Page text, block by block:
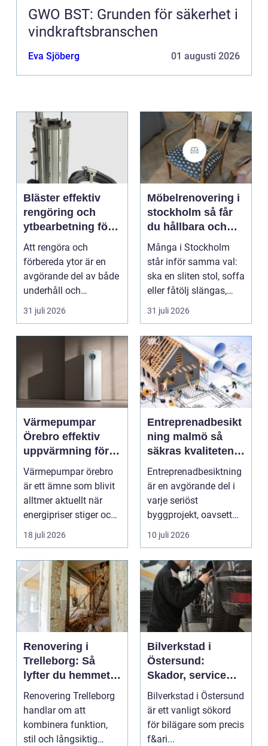
GWO BST: Grunden för säkerhet i
vindkraftsbranschen
Eva Sjöberg 01 augusti 2026
Bläster effektiv
rengöring och
ytbearbetning för
proffs och
hantverkare
Att rengöra och
förbereda ytor är en
avgörande del av både
underhåll och
renovering. Färg, rost,
smu...
31 juli 2026
Möbelrenovering i
stockholm så får
du hållbara och
vackra möbler
Många i Stockholm
står inför samma val:
ska en sliten stol, soffa
eller fåtölj slängas,
säljas billi...
31 juli 2026
Värmepumpar
Örebro effektiv
uppvärmning för
hus och
fastigheter
Värmepumpar örebro
är ett ämne som blivit
alltmer aktuellt när
energipriser stiger och
fler vill sän...
18 juli 2026
Entreprenadbesikt
ning malmö så
säkras kvaliteten i
byggprojekt
Entreprenadbesiktning
är en avgörande del i
varje seriöst
byggprojekt, oavsett
om det handlar om en
10 juli 2026
Renovering i
Trelleborg: Så
lyfter du hemmet
på ett smart sätt
Renovering Trelleborg
handlar om att
kombinera funktion,
stil och långsiktig
Bilverkstad i
Östersund:
Skador, service
och smarta val för
din bil
Bilverkstad i Östersund
är ett vanligt sökord
för bilägare som precis
f&ari...